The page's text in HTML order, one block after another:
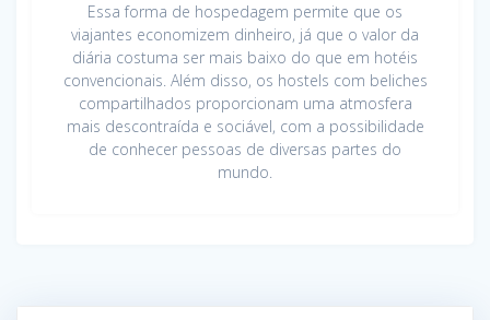
Essa forma de hospedagem permite que os
viajantes economizem dinheiro, já que o valor da
diária costuma ser mais baixo do que em hotéis
convencionais. Além disso, os hostels com beliches
compartilhados proporcionam uma atmosfera
mais descontraída e sociável, com a possibilidade
de conhecer pessoas de diversas partes do
mundo.